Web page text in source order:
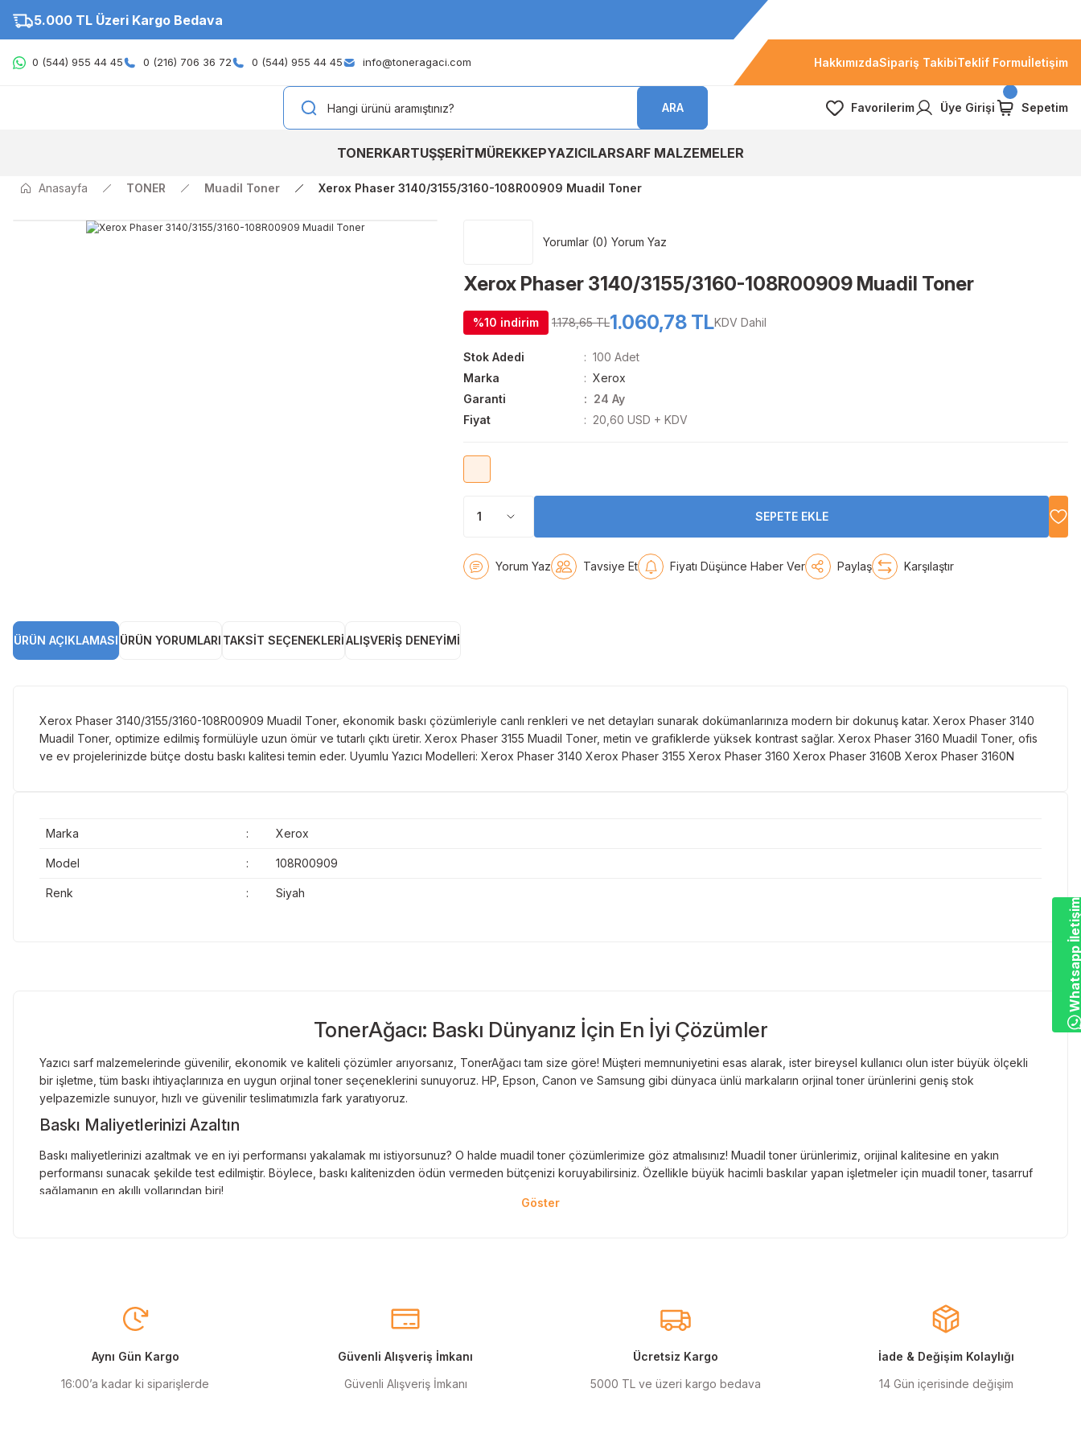
5.000 TL Üzeri Kargo Bedava
0 (544) 955 44 45 0 (216) 706 36 72 0 (544) 955 44 45 info@toneragaci.com HakkımızdaSipariş TakibiTeklif Formuİletişim
ARA Favorilerim Üye Girişi Sepetim
TONERKARTUŞŞERİTMÜREKKEPYAZICILARSARF MALZEMELER
Anasayfa TONER Muadil Toner Xerox Phaser 3140/3155/3160-108R00909 Muadil Toner
Yorumlar (0) Yorum Yaz
Xerox Phaser 3140/3155/3160-108R00909 Muadil Toner
%10 indirim 1.178,65 TL1.060,78 TLKDV Dahil
Stok Adedi
100 Adet
Marka
Xerox
Garanti
24 Ay
Fiyat
20,60 USD + KDV
SEPETE EKLE
Yorum Yaz Tavsiye Et Fiyatı Düşünce Haber Ver Paylaş Karşılaştır
ÜRÜN AÇIKLAMASI ÜRÜN YORUMLARI TAKSIT SEÇENEKLERIALIŞVERIŞ DENEYIMI
Xerox Phaser 3140/3155/3160-108R00909 Muadil Toner, ekonomik baskı çözümleriyle canlı renkleri ve net detayları sunarak dokümanlarınıza modern bir dokunuş katar. Xerox Phaser 3140
Muadil Toner, optimize edilmiş formülüyle uzun ömür ve tutarlı çıktı üretir. Xerox Phaser 3155 Muadil Toner, metin ve grafiklerde yüksek kontrast sağlar. Xerox Phaser 3160 Muadil Toner, ofis
ve ev projelerinizde bütçe dostu baskı kalitesi temin eder. Uyumlu Yazıcı Modelleri: Xerox Phaser 3140 Xerox Phaser 3155 Xerox Phaser 3160 Xerox Phaser 3160B Xerox Phaser 3160N
Marka : Xerox
Model : 108R00909
Renk : Siyah
TonerAğacı: Baskı Dünyanız İçin En İyi Çözümler
Yazıcı sarf malzemelerinde güvenilir, ekonomik ve kaliteli çözümler arıyorsanız, TonerAğacı tam size göre! Müşteri memnuniyetini esas alarak, ister bireysel kullanıcı olun ister büyük ölçekli
bir işletme, tüm baskı ihtiyaçlarınıza en uygun orjinal toner seçeneklerini sunuyoruz. HP, Epson, Canon ve Samsung gibi dünyaca ünlü markaların orjinal toner ürünlerini geniş stok
yelpazemizle sunuyor, hızlı ve güvenilir teslimatımızla fark yaratıyoruz.
Baskı Maliyetlerinizi Azaltın
Baskı maliyetlerinizi azaltmak ve en iyi performansı yakalamak mı istiyorsunuz? O halde muadil toner çözümlerimize göz atmalısınız! Muadil toner ürünlerimiz, orijinal kalitesine en yakın
performansı sunacak şekilde test edilmiştir. Böylece, baskı kalitenizden ödün vermeden bütçenizi koruyabilirsiniz. Özellikle büyük hacimli baskılar yapan işletmeler için muadil toner, tasarruf
sağlamanın en akıllı yollarından biri!
Maliyetleri düşürmek isteyen kullanıcılar için muadil kartuş seçeneklerimiz de mevcuttur. Muadil kartuş, kaliteli baskıyı uygun fiyatlarla almanızı sağlarken, uzun ömürlü ve dayanıklı yapısıyla
Orjinal Mürekkep ile Canlı Baskılar
Aynı Gün Kargo
16:00’a kadar ki siparişlerde
Güvenli Alışveriş İmkanı
Güvenli Alışveriş İmkanı
Ücretsiz Kargo
5000 TL ve üzeri kargo bedava
İade & Değişim Kolaylığı
14 Gün içerisinde değişim